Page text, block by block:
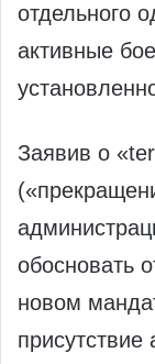
отдельного
активные
Заявив о
обосновать
новом